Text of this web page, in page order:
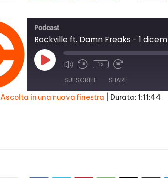
Podcast
Rockville ft. Damn Freaks - 1
Play
Episode
1x
SUBSCRIBE SHARE
Ascolta in una nuova finestra Durata: 1:11:44